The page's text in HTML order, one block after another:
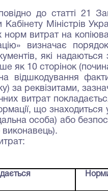
до статті 21
Кабінету Міністрів
норм витрат на
визначає
які надаються
як 10 сторінок
відшкодування
за реквізитами,
витрат
що
особа) або
виконавець).